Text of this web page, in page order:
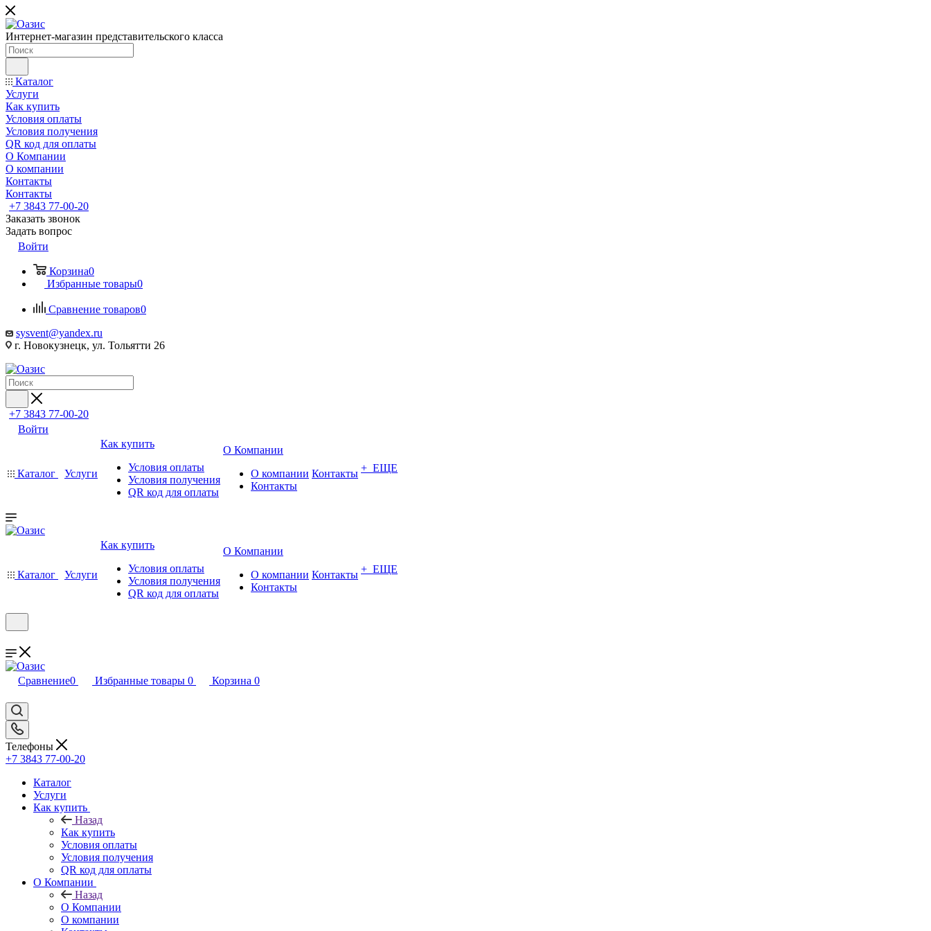
Интернет-магазин представительского класса
Каталог
Услуги
Как купить
Условия оплаты
Условия получения
QR код для оплаты
О Компании
О компании
Контакты
Контакты
+7 3843 77-00-20
Заказать звонок
Задать вопрос
Войти
Корзина0
Избранные товары0
Сравнение товаров0
sysvent@yandex.ru
г. Новокузнецк, ул. Тольятти 26
+7 3843 77-00-20
Войти
Каталог Услуги
Как купить
Условия оплаты
Условия получения
QR код для оплаты
О Компании
О компании
Контакты
Контакты + ЕЩЕ
Каталог Услуги
Как купить
Условия оплаты
Условия получения
QR код для оплаты
О Компании
О компании
Контакты
Контакты + ЕЩЕ
Сравнение0 Избранные товары 0 Корзина 0
Телефоны
+7 3843 77-00-20
Каталог
Услуги
Как купить
Назад
Как купить
Условия оплаты
Условия получения
QR код для оплаты
О Компании
Назад
О Компании
О компании